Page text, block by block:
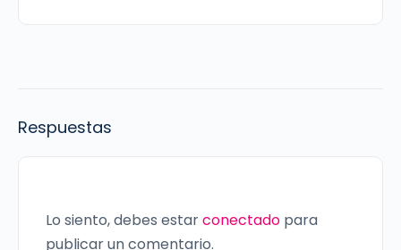
Respuestas
Lo siento, debes estarconectado para
publicar un comentario.